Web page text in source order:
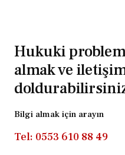
Hukuki
almak ve
Bilgi almak için arayın
Tel: 0553 610 88 49